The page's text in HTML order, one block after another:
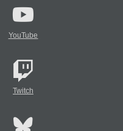
YouTube
Twitch